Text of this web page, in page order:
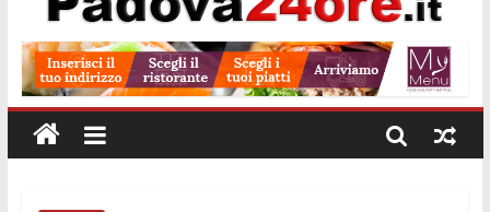
Notizie di Padova alle ore 21: lavoratore morto, credito sul
Orto Botanico Padova: visite ed escursioni fino a settembre
Concorso Università di Padova: 5 funzionari, domande entro il
7 agosto